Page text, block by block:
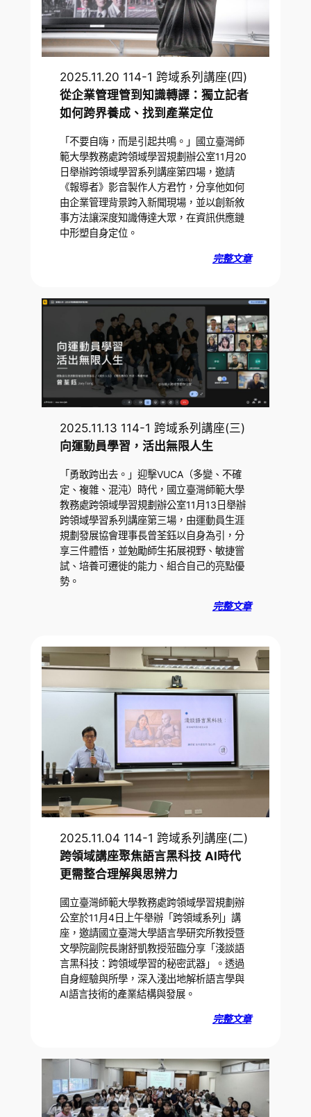
2025.11.20 114-1 跨域系列講座(四)
從企業管理管到知識轉譯：獨立記者
如何跨界養成、找到產業定位
「不要自嗨，而是引起共鳴。」國立臺灣師
範大學教務處跨領域學習規劃辦公室11月20
日舉辦跨領域學習系列講座第四場，邀請
《報導者》影音製作人方君竹，分享他如何
由企業管理背景跨入新聞現場，並以創新敘
事方法讓深度知識傳達大眾，在資訊供應鏈
中形塑自身定位。
完整文章
2025.11.13 114-1 跨域系列講座(三)
向運動員學習，活出無限人生
「勇敢跨出去。」迎擊VUCA（多變、不確
定、複雜、混沌）時代，國立臺灣師範大學
教務處跨領域學習規劃辦公室11月13日舉辦
跨領域學習系列講座第三場，由運動員生涯
規劃發展協會理事長曾荃鈺以自身為引，分
享三件體悟，並勉勵師生拓展視野、敏捷嘗
試、培養可遷徙的能力、組合自己的亮點優
勢。
完整文章
2025.11.04 114-1 跨域系列講座(二)
跨領域講座聚焦語言黑科技 AI時代
更需整合理解與思辨力
國立臺灣師範大學教務處跨領域學習規劃辦
公室於11月4日上午舉辦「跨領域系列」講
座，邀請國立臺灣大學語言學研究所教授暨
文學院副院長謝舒凱教授蒞臨分享「淺談語
言黑科技：跨領域學習的秘密武器」。透過
自身經驗與所學，深入淺出地解析語言學與
AI語言技術的產業結構與發展。
完整文章